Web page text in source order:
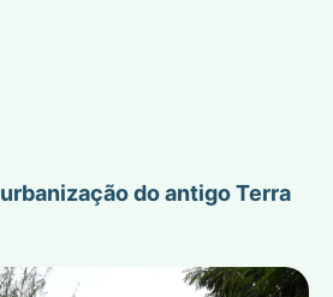
do antigo Terra